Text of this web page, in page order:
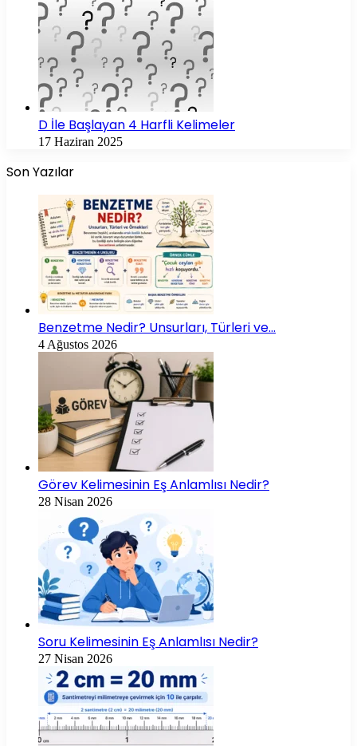
D İle Başlayan 4 Harfli Kelimeler
17 Haziran 2025
Son Yazılar
Benzetme Nedir? Unsurları, Türleri ve…
4 Ağustos 2026
Görev Kelimesinin Eş Anlamlısı Nedir?
28 Nisan 2026
Soru Kelimesinin Eş Anlamlısı Nedir?
27 Nisan 2026